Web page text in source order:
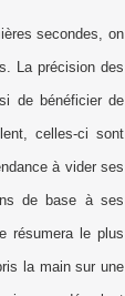
secondes, on
La précision des
de bénéficier de
celles-ci sont
à vider ses
de base à ses
résumera le plus
la main sur une